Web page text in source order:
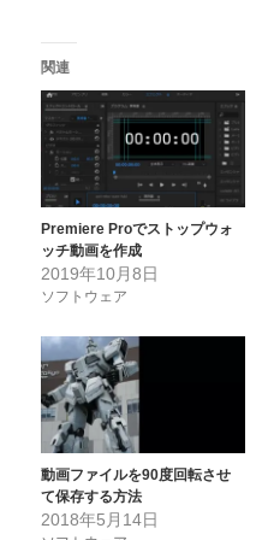
関連
Premiere Proでストップウォ
ッチ動画を作成
2019年10月8日
ソフトウェア
動画ファイルを90度回転させ
て保存する方法
2018年5月14日